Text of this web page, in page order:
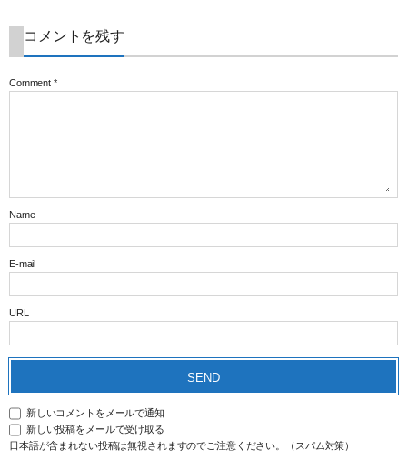
コメントを残す
Comment *
Name
E-mail
URL
新しいコメントをメールで通知
新しい投稿をメールで受け取る
日本語が含まれない投稿は無視されますのでご注意ください。（スパム対策）